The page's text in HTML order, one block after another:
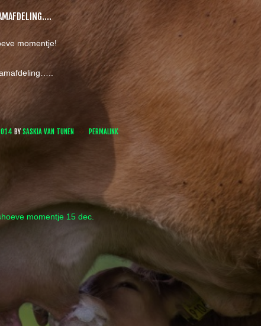
momentje!
BY SASKIA VAN TUNEN PERMALINK
navigation
momentje 15 dec.